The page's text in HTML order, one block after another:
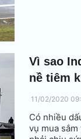
Vì sao
nề tiêm
11/02/2020
Có nhiều
vụ mua